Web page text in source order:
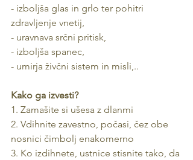
- izboljša glas in grlo ter pohitri
zdravljenje vnetij,
- uravnava srčni pritisk,
- izboljša spanec,
- umirja živčni sistem in misli,..
Kako ga izvesti?
1. Zamašite si ušesa z dlanmi
2. Vdihnite zavestno, počasi, čez obe
nosnici čimbolj enakomerno
3. Ko izdihnete, ustnice stisnite tako, da